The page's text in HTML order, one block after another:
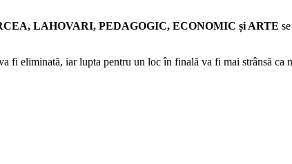
LAHOVARI, PEDAGOGIC, ECONOMIC și ARTE
fi eliminată, iar lupta pentru un loc în finală va fi mai strânsă ca